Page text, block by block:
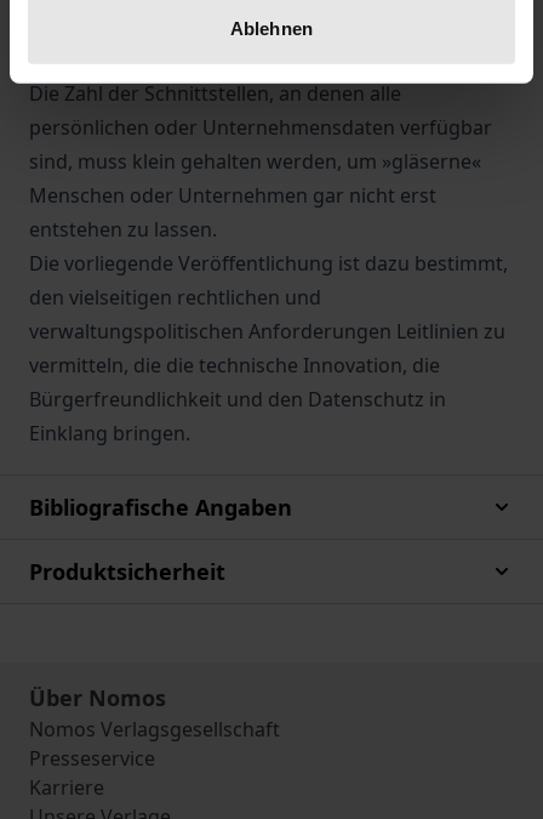
Ablehnen
zwingend mit dem Zweckbindunsgrundsatz des
Datenschutzrechts abgeglichen werden.
Die Zahl der Schnittstellen, an denen alle
persönlichen oder Unternehmensdaten verfügbar
sind, muss klein gehalten werden, um »gläserne«
Menschen oder Unternehmen gar nicht erst
entstehen zu lassen.
Die vorliegende Veröffentlichung ist dazu bestimmt,
den vielseitigen rechtlichen und
verwaltungspolitischen Anforderungen Leitlinien zu
vermitteln, die die technische Innovation, die
Bürgerfreundlichkeit und den Datenschutz in
Einklang bringen.
Bibliografische Angaben
Produktsicherheit
Über Nomos
Nomos Verlagsgesellschaft
Presseservice
Karriere